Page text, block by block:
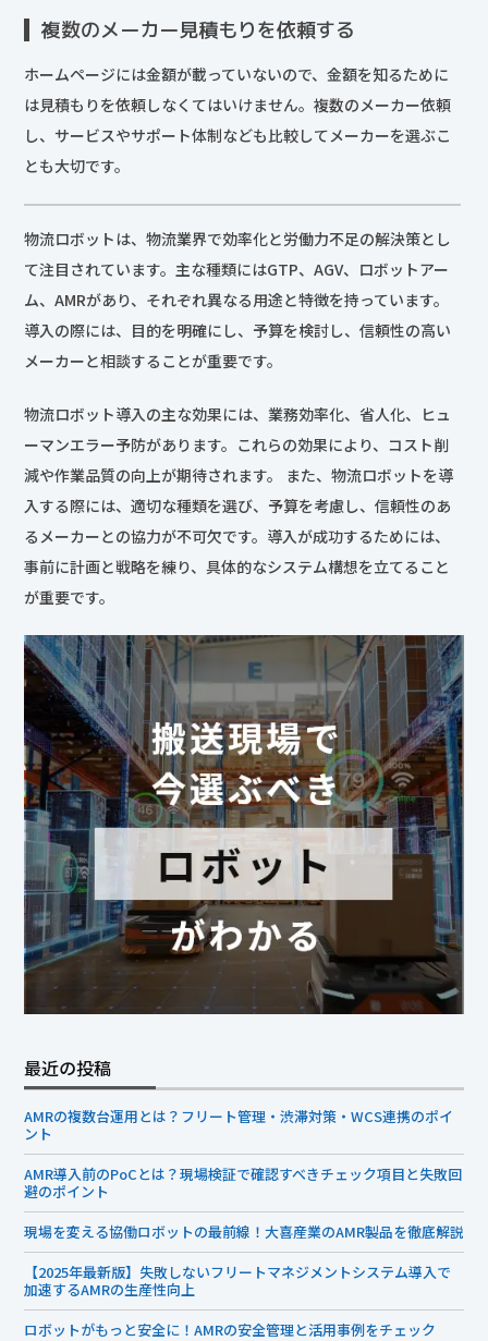
複数のメーカー見積もりを依頼する
ホームページには金額が載っていないので、金額を知るために
は見積もりを依頼しなくてはいけません。複数のメーカー依頼
し、サービスやサポート体制なども比較してメーカーを選ぶこ
とも大切です。
物流ロボットは、物流業界で効率化と労働力不足の解決策とし
て注目されています。主な種類にはGTP、AGV、ロボットアー
ム、AMRがあり、それぞれ異なる用途と特徴を持っています。
導入の際には、目的を明確にし、予算を検討し、信頼性の高い
メーカーと相談することが重要です。
物流ロボット導入の主な効果には、業務効率化、省人化、ヒュ
ーマンエラー予防があります。これらの効果により、コスト削
減や作業品質の向上が期待されます。 また、物流ロボットを導
入する際には、適切な種類を選び、予算を考慮し、信頼性のあ
るメーカーとの協力が不可欠です。導入が成功するためには、
事前に計画と戦略を練り、具体的なシステム構想を立てること
が重要です。
最近の投稿
AMRの複数台運用とは？フリート管理・渋滞対策・WCS連携のポイ
ント
AMR導入前のPoCとは？現場検証で確認すべきチェック項目と失敗回
避のポイント
現場を変える協働ロボットの最前線！大喜産業のAMR製品を徹底解説
【2025年最新版】失敗しないフリートマネジメントシステム導入で
加速するAMRの生産性向上
ロボットがもっと安全に！AMRの安全管理と活用事例をチェック